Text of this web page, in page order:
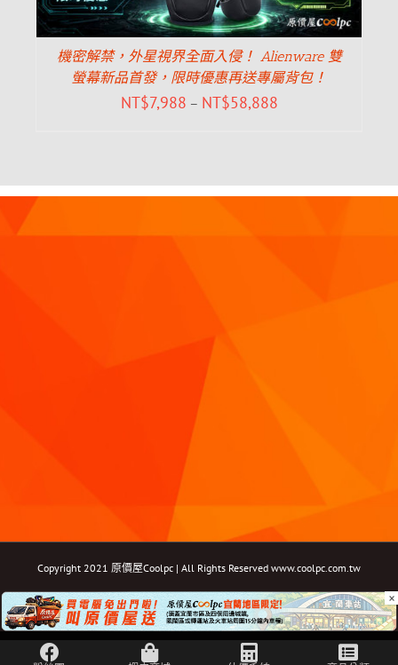
機密解禁，外星視界全面入侵！ Alienware 雙
螢幕新品首發，限時優惠再送專屬背包！
NT$7,988 – NT$58,888
Copyright 2021 原價屋Coolpc | All Rights Reserved www.coolpc.com.tw
FacebookInstagramYouTubeTwitterEmail: ×